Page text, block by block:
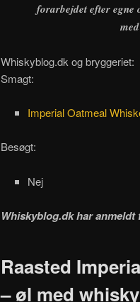
forarbejdet efter
Whiskyblog.dk og bryggeriet:
Smagt:
Imperial Oatmeal
Besøgt:
Nej
Whiskyblog.dk har anmeldt
Raasted
– øl med whisky